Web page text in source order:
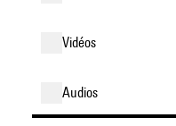
vidéos
audios